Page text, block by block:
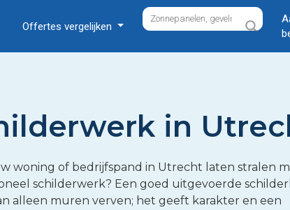
Offertes vergelijken
in
woning of bedrijfspand in Utrecht laten stralen
schilderwerk? Een goed uitgevoerde
alleen muren verven; het geeft karakter en een